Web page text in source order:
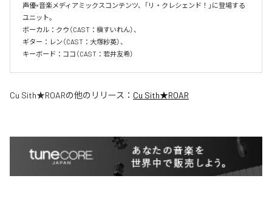
声優×音楽メディアミックスコンテンツ、「リ・クレシェンド！」に登場する
ユニット。
ボーカル：クウ（CAST：槇すいれん）、
ギター：レン（CAST：大塚紗英）、
キーボード：ココ（CAST：若井友希）
Cu Sith★ROARの他のリリース： Cu Sith★ROAR